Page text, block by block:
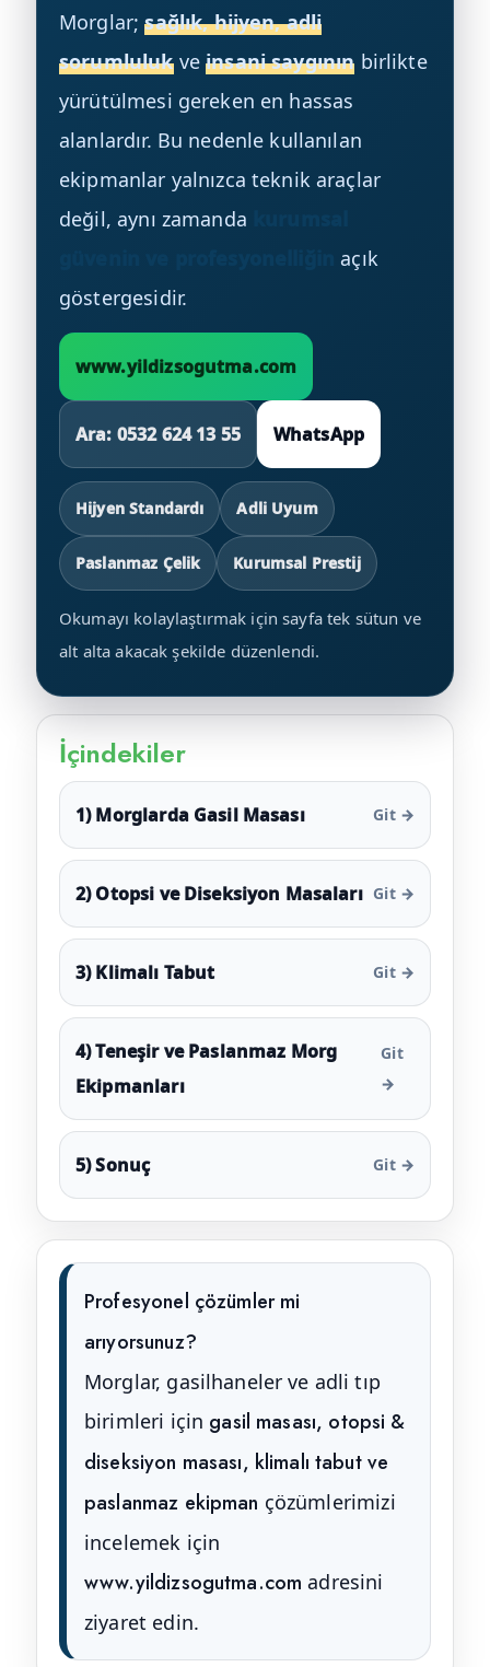
Morglar;sağlık, hijyen, adli
sorumlulukveinsani saygının birlikte
yürütülmesi gereken en hassas
alanlardır. Bu nedenle kullanılan
ekipmanlar yalnızca teknik araçlar
değil, aynı zamanda
açık
göstergesidir.
www.yildizsogutma.com
Ara: 0532 624 13 55 WhatsApp
Hijyen Standardı Adli Uyum
Paslanmaz Çelik Kurumsal Prestij
Okumayı kolaylaştırmak için sayfa tek sütun ve
alt alta akacak şekilde düzenlendi.
İçindekiler
1) Morglarda Gasil Masası Git →
2) Otopsi ve Diseksiyon Masaları Git →
3) Klimalı Tabut Git →
4) Teneşir ve Paslanmaz Morg
Ekipmanları
Git
→
5) Sonuç Git →
Profesyonel çözümler mi
arıyorsunuz?
Morglar, gasilhaneler ve adli tıp
birimleri için gasil masası, otopsi &
diseksiyon masası, klimalı tabut ve
paslanmaz ekipman çözümlerimizi
incelemek için
www.yildizsogutma.com adresini
ziyaret edin.